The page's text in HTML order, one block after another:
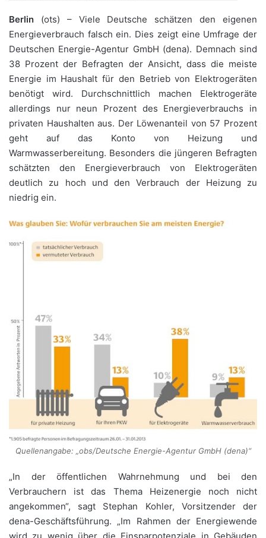
Berlin (ots) – Viele Deutsche schätzen den eigenen
Energieverbrauch falsch ein. Dies zeigt eine Umfrage der
Deutschen Energie-Agentur GmbH (dena). Demnach sind
38 Prozent der Befragten der Ansicht, dass die meiste
Energie im Haushalt für den Betrieb von Elektrogeräten
benötigt wird. Durchschnittlich machen Elektrogeräte
allerdings nur neun Prozent des Energieverbrauchs in
privaten Haushalten aus. Der Löwenanteil von 57 Prozent
geht auf das Konto von Heizung und
Warmwasserbereitung. Besonders die jüngeren Befragten
schätzten den Energieverbrauch von Elektrogeräten
deutlich zu hoch und den Verbrauch der Heizung zu
niedrig ein.
Quellenangabe: „obs/Deutsche Energie-Agentur GmbH (dena)“
„In der öffentlichen Wahrnehmung und bei den
Verbrauchern ist das Thema Heizenergie noch nicht
angekommen“, sagt Stephan Kohler, Vorsitzender der
dena-Geschäftsführung. „Im Rahmen der Energiewende